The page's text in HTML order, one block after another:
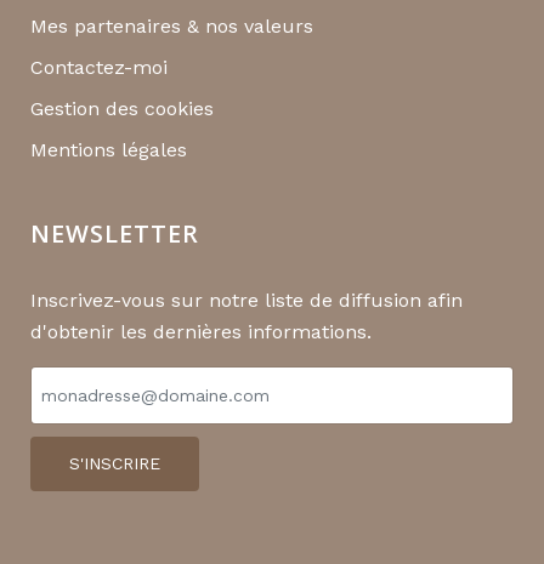
Mes partenaires & nos valeurs
Contactez-moi
Gestion des cookies
Mentions légales
NEWSLETTER
Inscrivez-vous sur notre liste de diffusion afin
d'obtenir les dernières informations.
S'INSCRIRE